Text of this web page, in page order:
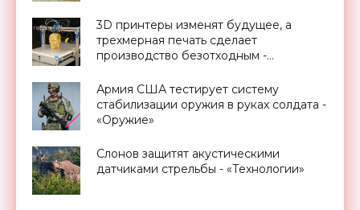
3D принтеры изменят будущее, а
трехмерная печать сделает
производство безотходным -
Армия США тестирует систему
стабилизации оружия в руках солдата -
«Оружие»
Слонов защитят акустическими
датчиками стрельбы - «Технологии»